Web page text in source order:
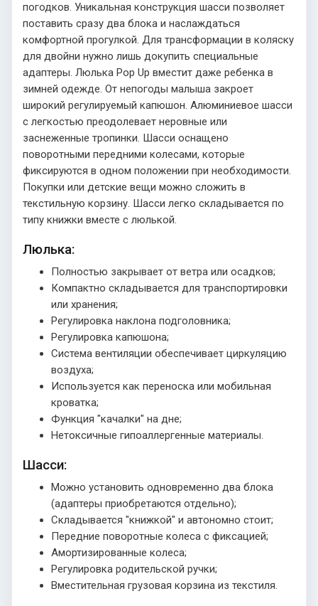
погодков. Уникальная конструкция шасси позволяет
поставить сразу два блока и наслаждаться
комфортной прогулкой. Для трансформации в коляску
для двойни нужно лишь докупить специальные
адаптеры. Люлька Pop Up вместит даже ребенка в
зимней одежде. От непогоды малыша закроет
широкий регулируемый капюшон. Алюминиевое шасси
с легкостью преодолевает неровные или
заснеженные тропинки. Шасси оснащено
поворотными передними колесами, которые
фиксируются в одном положении при необходимости.
Покупки или детские вещи можно сложить в
текстильную корзину. Шасси легко складывается по
типу книжки вместе с люлькой.
Люлька:
Полностью закрывает от ветра или осадков;
Компактно складывается для транспортировки
или хранения;
Регулировка наклона подголовника;
Регулировка капюшона;
Система вентиляции обеспечивает циркуляцию
воздуха;
Используется как переноска или мобильная
кроватка;
Функция "качалки" на дне;
Нетоксичные гипоаллергенные материалы.
Шасси:
Можно установить одновременно два блока
(адаптеры приобретаются отдельно);
Складывается "книжкой" и автономно стоит;
Передние поворотные колеса с фиксацией;
Амортизированные колеса;
Регулировка родительской ручки;
Вместительная грузовая корзина из текстиля.